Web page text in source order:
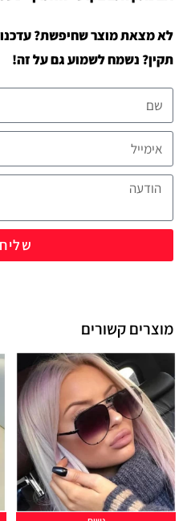
לא מצאת מוצר שחיפשת? עדכנו
תקין? נשמח לשמוע גם על זה!
מוצרים קשורים